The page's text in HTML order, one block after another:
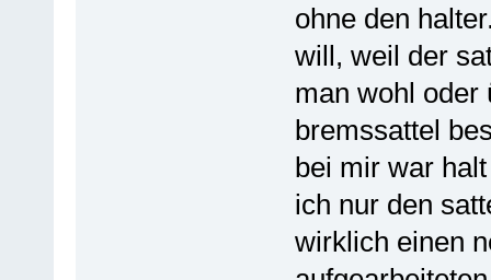
ohne den
will, weil der
man wohl oder
bremssattel
bei mir war
ich nur den
wirklich einen